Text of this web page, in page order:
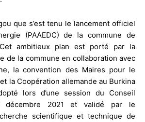
que s’est tenu le lancement officiel
(PAAEDC) de la commune de
Cet ambitieux plan est porté par la
de la commune en collaboration avec
la convention des Maires pour le
la Coopération allemande au Burkina
lors d’une session du Conseil
décembre 2021 et validé par le
scientifique et technique de